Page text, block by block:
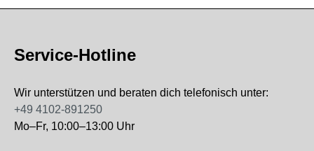
Service-Hotline
Wir unterstützen und beraten dich telefonisch unter:
+49 4102-891250
Mo–Fr, 10:00–13:00 Uhr